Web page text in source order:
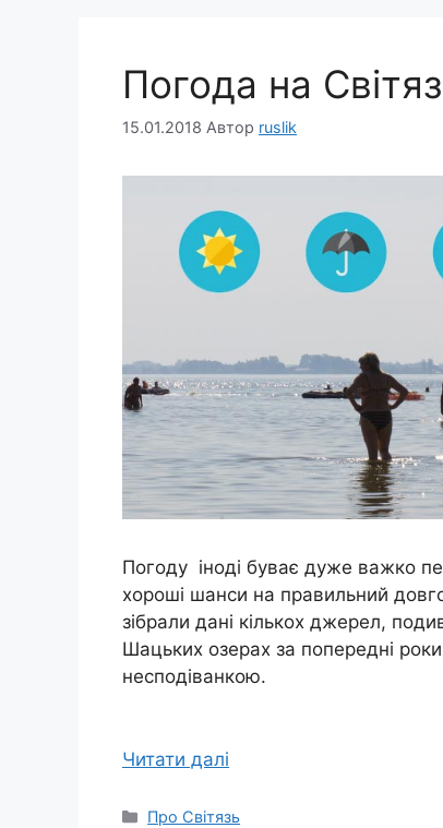
Погода на
15.01.2018 Автор ruslik
Погоду іноді буває дуже важко
хороші шанси на правильний
зібрали дані кількох джерел,
Шацьких озерах за попередні
несподіванкою.
Читати далі
Категорії
Про Світязь